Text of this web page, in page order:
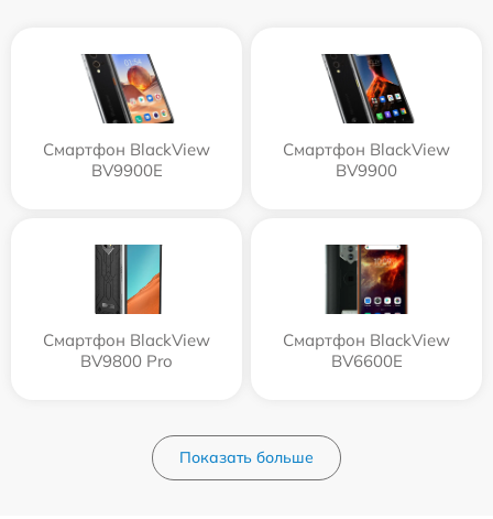
Смартфон BlackView
BV9900E
Смартфон BlackView
BV9900
Смартфон BlackView
BV9800 Pro
Смартфон BlackView
BV6600E
Показать больше